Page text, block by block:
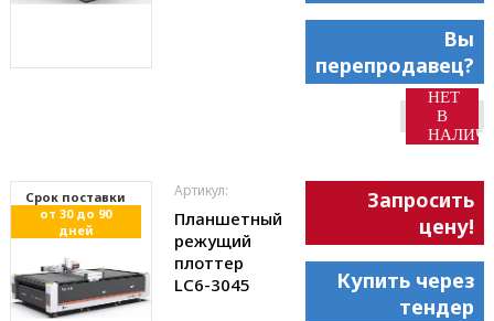
Вы
перепродавец?
НЕТ
В
Cрок поставки
от 30 до 90
дней
Артикул:
Планшетный
режущий
плоттер
LC6-3045
Запросить
цену!
Купить через
тендер